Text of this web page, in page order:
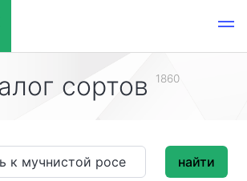
сортов 1860
найти